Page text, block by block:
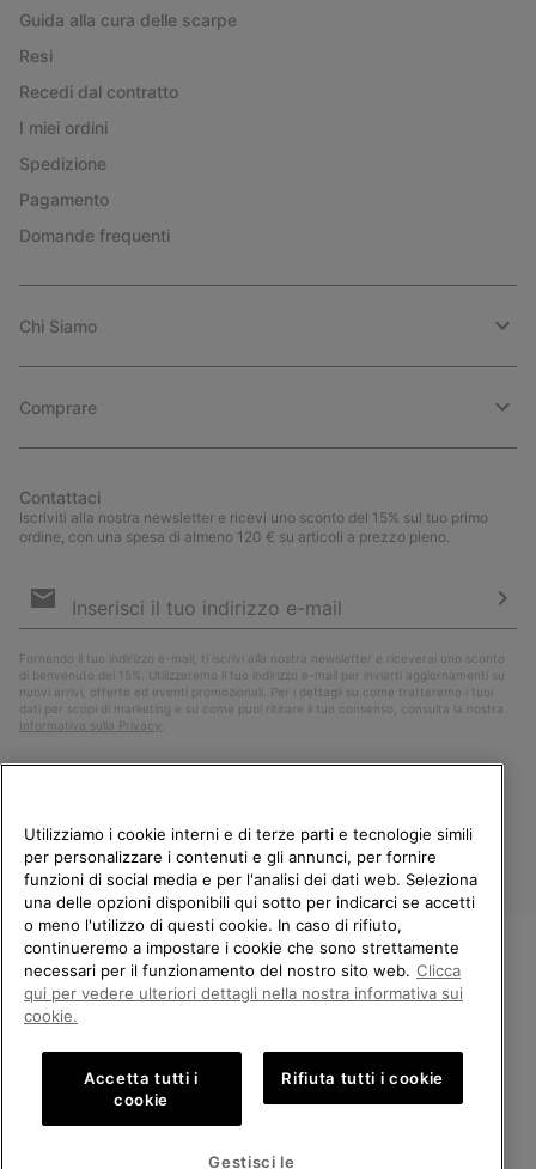
Guida alla cura delle scarpe
Resi
Recedi dal contratto
I miei ordini
Spedizione
Pagamento
Domande frequenti
Chi Siamo
Comprare
Contattaci
Iscriviti alla nostra newsletter e ricevi uno sconto del 15% sul tuo primo
ordine, con una spesa di almeno 120 € su articoli a prezzo pieno.
e-
Fornendo il tuo indirizzo e-mail, ti iscrivi alla nostra newsletter e riceverai uno sconto
di benvenuto del 15%. Utilizzeremo il tuo indirizzo e-mail per inviarti aggiornamenti su
nuovi arrivi, offerte ed eventi promozionali. Per i dettagli su come tratteremo i tuoi
dati per scopi di marketing e su come puoi ritirare il tuo consenso, consulta la nostra
Informativa sulla Privacy
Italia
©2026Columbia Sportswear Company. Avenue des Morgines, 12 1213
Petit-Lancy Switzerland. Tutti i diritti riservati.
Politica sulla privacy Termini di utilizzo
Condizioni Generali di Vendita Cookies
Public CBCR
BENVENUTO/A IN SOREL.
SELEZIONA IL TUO PAESE DI
Shopping online disponibile
Utilizziamo i cookie interni e di terze parti e tecnologie simili
per personalizzare i contenuti e gli annunci, per fornire
funzioni di social media e per l'analisi dei dati web. Seleziona
una delle opzioni disponibili qui sotto per indicarci se accetti
o meno l'utilizzo di questi cookie. In caso di rifiuto,
continueremo a impostare i cookie che sono strettamente
necessari per il funzionamento del nostro sito web. Clicca
qui per vedere ulteriori dettagli nella nostra informativa sui
cookie.
Accetta tutti i
cookie
Rifiuta tutti i cookie
Gestisci le